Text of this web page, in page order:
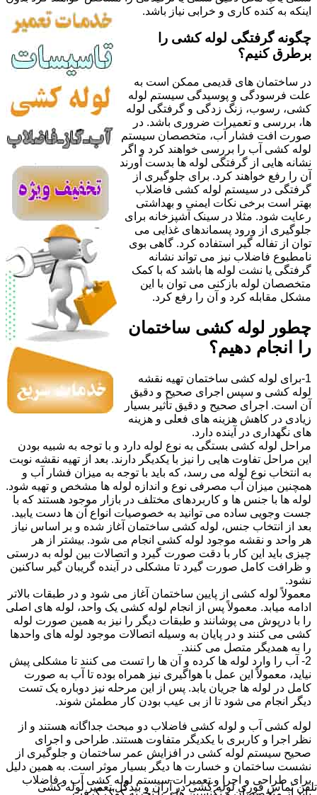
اینکه به کنده کاری و خرابی نیاز باشد.
چگونه گرفتگی لوله کشی را
برطرق کنیم؟
در ساختمان های قدیمی ممکن است به
علت فرسودگی و پوسیدگی سیستم لوله
کشی، رسوب، زنگ زدگی و گرفتگی لوله
ها، بررسی و تعمیرات ضروری باشد. در
صورت افت فشار آب، متخصصان سیستم
لوله کشی آب را بررسی خواهند کرد و اگر
نشانه هایی از گرفتگی لوله ها بدست آورند
آن را رفع خواهند کرد. برای جلوگیری از
گرفتگی در سیستم لوله کشی فاضلاب
بهتر است برخی نکات ایمنی و بهداشتی
رعایت شود. مثلا در سینک آشپزخانه برای
جلوگیری از ورود پسماندهای غذایی می
توان از تفاله گیر استفاده کرد. گاهی بوی
نامطبوع فاضلاب نیز می تواند نشانه
گرفتگی یا نشت لوله ها باشد که با کمک
متخصصان لوله بازکنی می توان با این
مشکل مقابله کرد و آن را رفع کرد.
چطور لوله کشی ساختمان
را انجام دهیم؟
1-برای لوله کشی ساختمان تهیه نقشه
لوله کشی و سپس اجرای صحیح و دقیق
آن است. اجرای صحیح و دقیق تأثیر بسیار
زیادی در کاهش هزینه های فعلی و هزینه
های نگهداری در آینده دارد.
مراحل لوله کشی بستگی به نوع لوله دارد و با توجه به شبیه بودن
این مراحل تفاوت هایی را نیز با یکدیگر دارند. بعد از تهیه نقشه نوبت
به انتخاب نوع لوله می رسد، که باید با توجه به میزان فشار آب و
همچنین میزان آب مصرفی نوع و اندازه لوله ها مشخص و تهیه شود.
لوله ها با جنس ها و کاربردهای مختلف در بازار موجود هستند که با
جست وجویی ساده می توانید به خصوصیات انواع آن ها دست یابید.
بعد از انتخاب جنس، لوله کشی ساختمان آغاز شده و بر اساس نیاز
هر واحد و نقشه موجود لوله کشی انجام می شود. بیشتر از هر
چیزی باید این کار با دقت صورت گیرد و اتصالات بین لوله به درستی
و ظرافت کامل صورت گیرد تا مشکلی در آینده گریبان گیر ساکنین
نشود.
معمولاً لوله کشی از پایین ساختمان آغاز می شود و در طبقات بالاتر
ادامه میابد. معمولاً پس از انجام لوله کشی یک واحد، لوله های اصلی
را با درپوش می پوشانند و طبقات دیگر را نیز به همین صورت لوله
کشی می کنند و در پایان به وسیله اتصالات موجود لوله های واحدها
را به همدیگر متصل می کنند.
2- آب را وارد لوله ها کرده و آن ها را تست می کنند تا مشکلی پیش
نیاید، معمولاً این عمل با هواگیری نیز همراه بوده تا آب به صورت
کامل در لوله ها جریان یابد. پس از این مرحله نیز دوباره یک تست
دیگر انجام می شود تا از بی عیب بودن کار مطمئن شوند.
لوله کشی آب و لوله کشی فاضلاب دو مبحث جداگانه هستند و از
نظر اجرا و کاربری با یکدیگر متفاوت هستند. طراحی و اجرای
صحیح سیستم لوله کشی در افزایش عمر ساختمان و جلوگیری از
نشست ساختمان و خسارت ها دیگر بسیار موثر است. به همین دلیل
برای طراحی و اجرا و تعمیرات سیستم لوله کشی آب و فاضلاب
تلفن تماس فوریلوله کشی در آران و بیدگل,تعمیر لوله کشی